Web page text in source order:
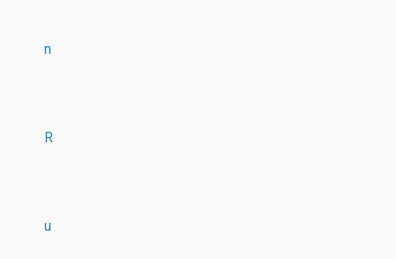
n
R
u